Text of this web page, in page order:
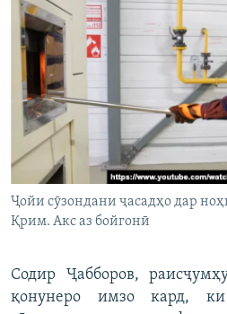
Ҷойи сӯзондани ҷасадҳо дар
Қрим. Акс аз бойгонӣ
Содир Ҷабборов,
қонунеро имзо кард,